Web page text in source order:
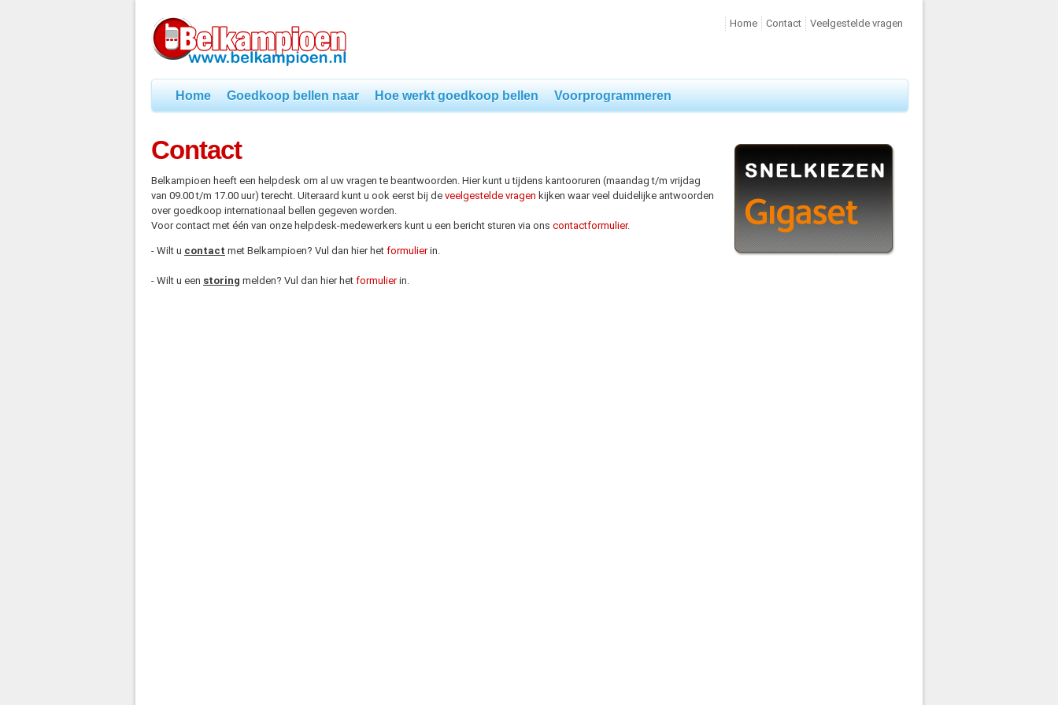
Home Contact Veelgestelde vragen
Home Goedkoop bellen naar Hoe werkt goedkoop bellen Voorprogrammeren
Contact
Belkampioen heeft een helpdesk om al uw vragen te beantwoorden. Hier kunt u tijdens kantooruren (maandag t/m vrijdag
van 09.00 t/m 17.00 uur) terecht. Uiteraard kunt u ook eerst bij de veelgestelde vragen kijken waar veel duidelijke antwoorden
over goedkoop internationaal bellen gegeven worden.
Voor contact met één van onze helpdesk-medewerkers kunt u een bericht sturen via ons contactformulier.
- Wilt u contact met Belkampioen? Vul dan hier het formulierin.
- Wilt u een storing melden? Vul dan hier het formulierin.